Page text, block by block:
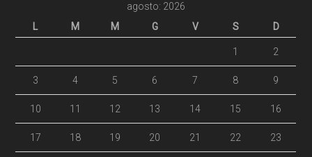
agosto: 2026
L
M M G V S D
1 2
3 4 5 6 7 8 9
10 11 12 13 14 15 16
17 18 19 20 21 22 23